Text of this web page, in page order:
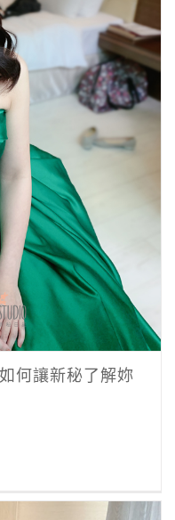
何讓新秘了解妳